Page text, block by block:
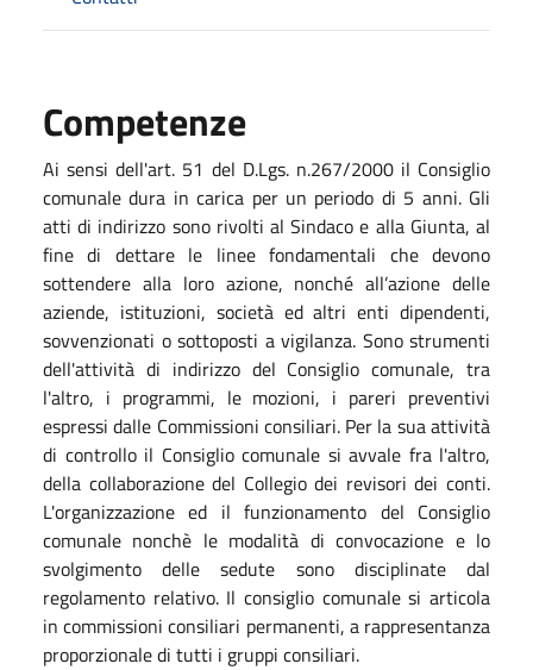
Competenze
Ai sensi dell'art. 51 del D.Lgs. n.267/2000 il Consiglio
comunale dura in carica per un periodo di 5 anni. Gli
atti di indirizzo sono rivolti al Sindaco e alla Giunta, al
fine di dettare le linee fondamentali che devono
sottendere alla loro azione, nonché all’azione delle
aziende, istituzioni, società ed altri enti dipendenti,
sovvenzionati o sottoposti a vigilanza. Sono strumenti
dell'attività di indirizzo del Consiglio comunale, tra
l'altro, i programmi, le mozioni, i pareri preventivi
espressi dalle Commissioni consiliari. Per la sua attività
di controllo il Consiglio comunale si avvale fra l'altro,
della collaborazione del Collegio dei revisori dei conti.
L'organizzazione ed il funzionamento del Consiglio
comunale nonchè le modalità di convocazione e lo
svolgimento delle sedute sono disciplinate dal
regolamento relativo. Il consiglio comunale si articola
in commissioni consiliari permanenti, a rappresentanza
proporzionale di tutti i gruppi consiliari.